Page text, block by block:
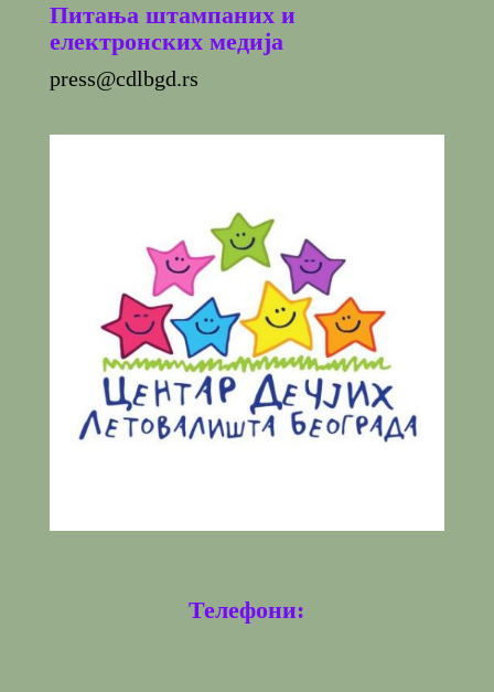
Питања штампаних и
електронских медија
press@cdlbgd.rs
Телефони: